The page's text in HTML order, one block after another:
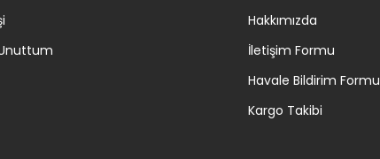
Hakkımızda
İletişim Formu
Havale Bildirim Formu
Kargo Takibi